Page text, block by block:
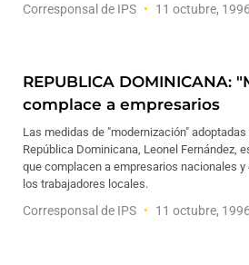
Corresponsal de IPS 11 octubre, 1996
REPUBLICA DOMINICANA:
complace a empresarios
Las medidas de "modernización"
República Dominicana, Leonel Fernández,
que complacen a empresarios nacionales y
los trabajadores locales.
Corresponsal de IPS 11 octubre, 1996